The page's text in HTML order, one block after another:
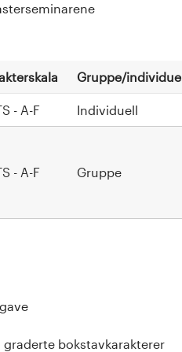
Gruppe/
- A-F Individuell
- A-F Gruppe
bokstavkarakterer